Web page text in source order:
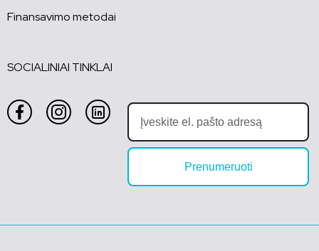
Finansavimo metodai
SOCIALINIAI TINKLAI
Prenumeruoti